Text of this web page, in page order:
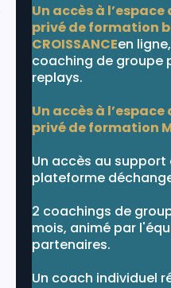
Un accès à
privé de formation
CROISSANCEen
coaching de groupe
replays.
Un accès à
privé de formation
Un accès au support
plateforme
2 coachings de
mois, animé par
partenaires.
Un coach individuel